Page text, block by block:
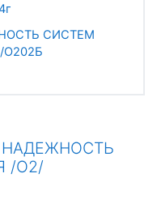
СИСТЕМ
/О2/